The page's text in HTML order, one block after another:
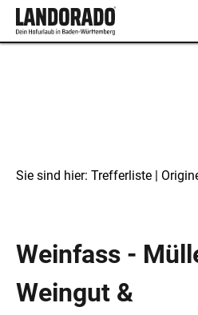
Sie sind hier: Trefferliste |
Weinfass -
Weingut &